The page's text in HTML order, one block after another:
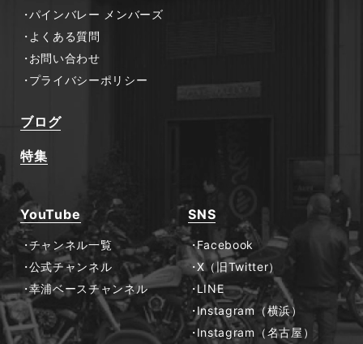
パインバレー メンバーズ
よくある質問
お問い合わせ
プライバシーポリシー
ブログ
特集
YouTube
チャンネル一覧
公式チャンネル
幸浦ベースチャンネル
SNS
Facebook
X（旧Twitter）
LINE
Instagram（横浜）
Instagram（名古屋）